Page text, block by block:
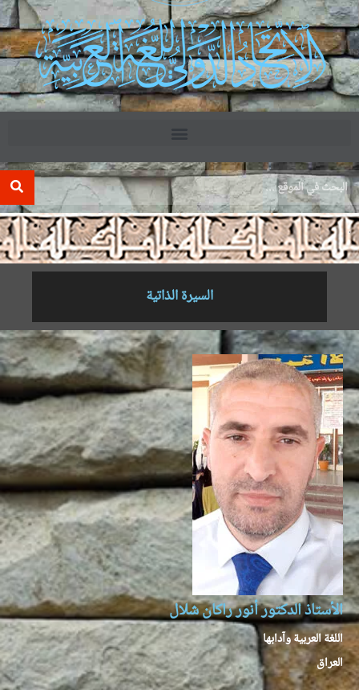
.
السيرة الذاتية
الأستاذ الدكتور أنور راكان شلال
اللغة العربية وآدابها
العراق